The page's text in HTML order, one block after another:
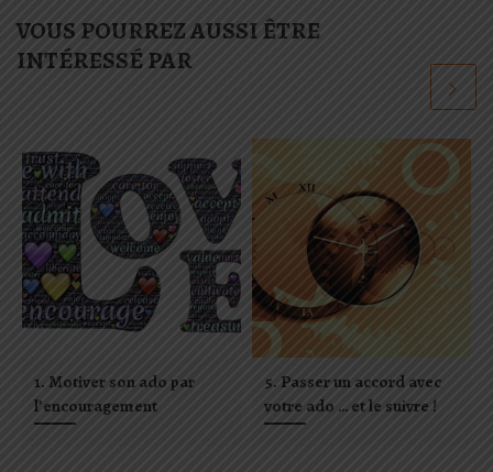
VOUS POURREZ AUSSI ÊTRE
INTÉRESSÉ PAR
1. Motiver son ado par
l’encouragement
5. Passer un accord avec
votre ado … et le suivre !